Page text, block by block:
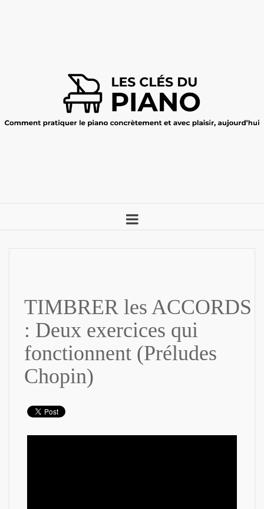
TIMBRER les ACCORDS
: Deux exercices qui
fonctionnent (Préludes
Chopin)